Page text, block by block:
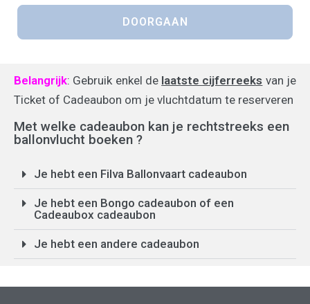
Belangrijk: Gebruik enkel de laatste cijferreeks van je
Ticket of Cadeaubon om je vluchtdatum te reserveren
Met welke cadeaubon kan je rechtstreeks een
ballonvlucht boeken ?
Je hebt een Filva Ballonvaart cadeaubon
Je hebt een Bongo cadeaubon of een
Cadeaubox cadeaubon
Je hebt een andere cadeaubon